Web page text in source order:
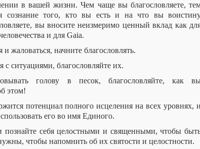
в вашей жизни. Чем чаще вы благословляете,
сознание того, кто вы есть и на что вы
вы вносите неизмеримо ценный вклад как
и для Gaia.
жаловаться, начните благословлять.
с ситуациями, благословляйте их.
голову в песок, благословляйте, как
этом!
потенциал полного исцеления на всех уровнях, и
его во имя Единого.
себя целостными и священными, чтобы
чтобы напомнить об их святости и целостности.